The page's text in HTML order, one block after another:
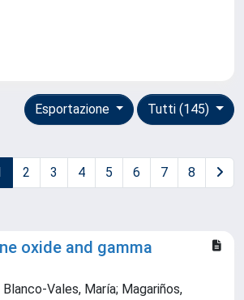
Tutti (145)
Esportazione
2 3 4 5 6 7 8
oxide and gamma
Vales, María; Magariños,